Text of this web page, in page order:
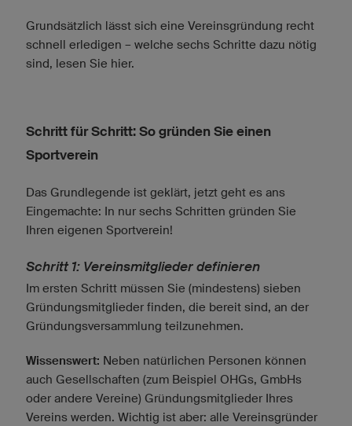
Grundsätzlich lässt sich eine Vereinsgründung recht
schnell erledigen – welche sechs Schritte dazu nötig
sind, lesen Sie hier.
Schritt für Schritt: So gründen Sie einen
Sportverein
Das Grundlegende ist geklärt, jetzt geht es ans
Eingemachte: In nur sechs Schritten gründen Sie
Ihren eigenen Sportverein!
Schritt 1: Vereinsmitglieder definieren
Im ersten Schritt müssen Sie (mindestens) sieben
Gründungsmitglieder finden, die bereit sind, an der
Gründungsversammlung teilzunehmen.
Wissenswert: Neben natürlichen Personen können
auch Gesellschaften (zum Beispiel OHGs, GmbHs
oder andere Vereine) Gründungsmitglieder Ihres
Vereins werden. Wichtig ist aber: alle Vereinsgründer